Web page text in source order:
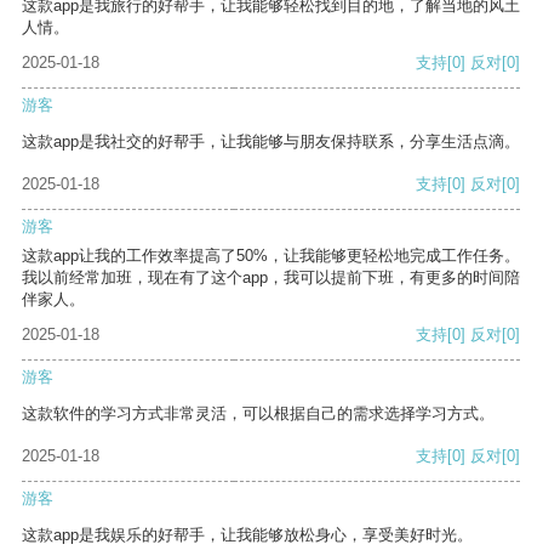
这款app是我旅行的好帮手，让我能够轻松找到目的地，了解当地的风土
人情。
2025-01-18
支持[0] 反对[0]
游客
这款app是我社交的好帮手，让我能够与朋友保持联系，分享生活点滴。
2025-01-18 支持[0] 反对[0]
游客
这款app让我的工作效率提高了50%，让我能够更轻松地完成工作任务。
我以前经常加班，现在有了这个app，我可以提前下班，有更多的时间陪
伴家人。
2025-01-18
支持[0] 反对[0]
游客
这款软件的学习方式非常灵活，可以根据自己的需求选择学习方式。
2025-01-18 支持[0] 反对[0]
游客
这款app是我娱乐的好帮手，让我能够放松身心，享受美好时光。